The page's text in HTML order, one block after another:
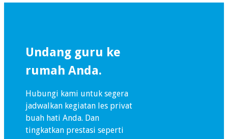
Undang guru ke
rumah Anda.
Hubungi kami untuk segera
jadwalkan kegiatan les privat
buah hati Anda. Dan
tingkatkan prestasi seperti